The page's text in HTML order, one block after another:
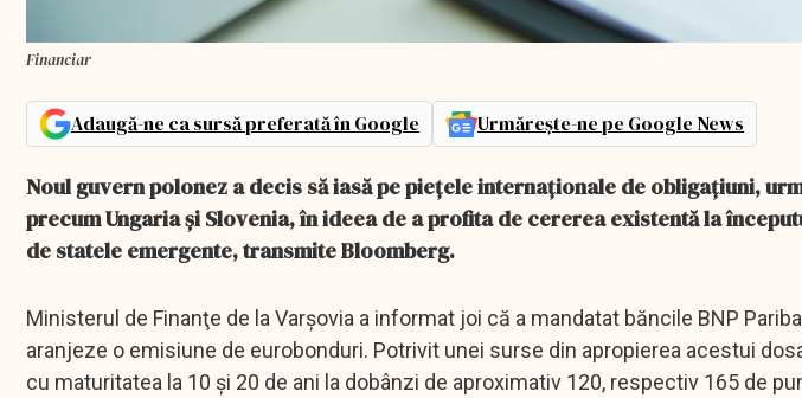
Financiar
Adaugă-ne ca sursă preferată în Google Urmărește-ne pe Google News
Noul guvern polonez a decis să iasă pe pieţele internaţionale de obligaţiuni,
precum Ungaria şi Slovenia, în ideea de a profita de cererea existentă la
de statele emergente, transmite Bloomberg.
Ministerul de Finanţe de la Varşovia a informat joi că a mandatat băncile BNP
aranjeze o emisiune de eurobonduri. Potrivit unei surse din apropierea acestui
cu maturitatea la 10 şi 20 de ani la dobânzi de aproximativ 120, respectiv 165 de